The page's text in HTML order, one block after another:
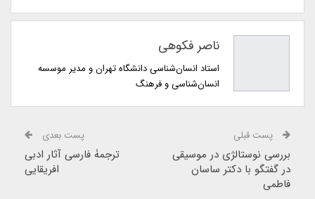
ناصر فکوهی
استاد انسان‌شناسی دانشگاه تهران و مدیر موسسه
انسان‌شناسی و فرهنگ
پست قبلی
بررسی نوستالژی در موسیقی
در گفتگو با دکتر ساسان
فاطمی
پست بعدی
ترجمۀ فارسی آثار ادبی
افریقایی